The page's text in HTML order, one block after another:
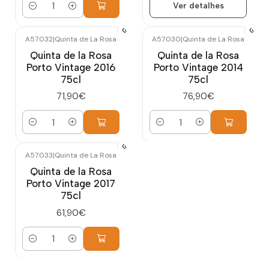
Quantidade
Ver detalhes
A57.032|Quinta de La Rosa
Quinta de la Rosa
Porto Vintage 2016
75cl
71,90€
Quantidade
A57.030|Quinta de La Rosa
Quinta de la Rosa
Porto Vintage 2014
75cl
76,90€
Quantidade
A57.033|Quinta de La Rosa
Quinta de la Rosa
Porto Vintage 2017
75cl
61,90€
Quantidade